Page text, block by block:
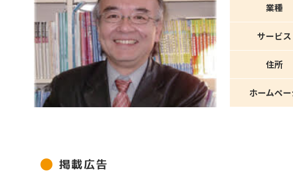
業種
サービス
住所
ホームペ
掲載広告